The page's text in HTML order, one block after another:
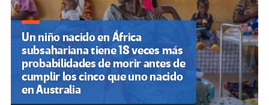
Un niño nacido en África
subsahariana tiene 18 veces más
probabilidades de morir antes de
cumplir los cinco que uno nacido
en Australia